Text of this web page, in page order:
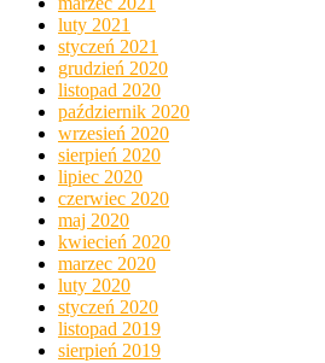
luty 2021
styczeń 2021
grudzień 2020
listopad 2020
październik 2020
wrzesień 2020
sierpień 2020
lipiec 2020
czerwiec 2020
maj 2020
kwiecień 2020
marzec 2020
luty 2020
styczeń 2020
listopad 2019
sierpień 2019